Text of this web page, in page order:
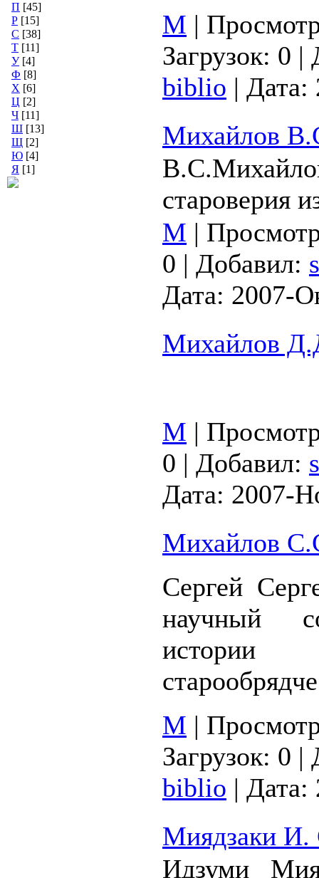
П [45]
Р [15]
С [38]
Т [11]
У [4]
Ф [8]
Х [6]
Ц [2]
Ч [11]
Ш [13]
Щ [2]
Ю [4]
Я [1]
М |
Загрузок: 0 |
biblio | Дата:
Михайлов
староверия
М |
0 | Добавил:
Дата: 2007-
Михайлов
М |
0 | Добавил:
Дата: 2007-
Михайлов
Сергей
научный
М |
Загрузок: 0 |
biblio | Дата:
Миядзаки И.
Идзуми